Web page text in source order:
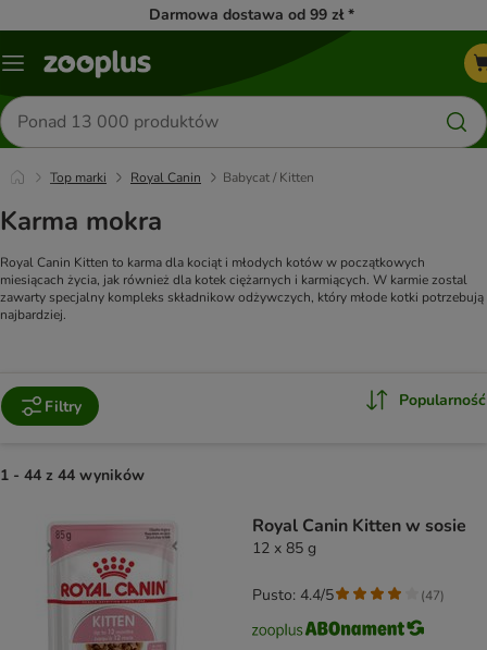
Darmowa dostawa od 99 zł *
Menu
Szukaj
produktów
Top marki Royal Canin Babycat / Kitten
Karma mokra
Royal Canin Kitten to karma dla kociąt i młodych kotów w początkowych
miesiącach życia, jak również dla kotek ciężarnych i karmiących. W karmie zostal
zawarty specjalny kompleks składnikow odżywczych, który młode kotki potrzebują
najbardziej.
Filtry Popularność
1 - 44 z 44 wyników
Royal Canin Kitten w sosie
12 x 85 g
Pusto: 4.4/5 (47)